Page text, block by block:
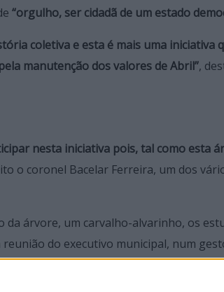
“orgulho, ser cidadã de um estado
coletiva e esta é mais uma iniciativa
manutenção dos valores de Abril”,
nesta iniciativa pois, tal como esta
o coronel Bacelar Ferreira, um dos
da árvore, um carvalho-alvarinho, os
do executivo municipal, num